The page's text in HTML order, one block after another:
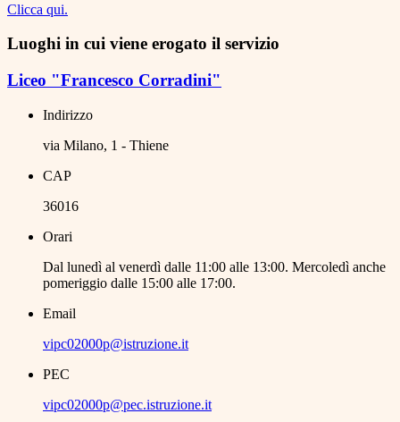
Clicca qui.
Luoghi in cui viene erogato il servizio
Liceo "Francesco Corradini"
Indirizzo
via Milano, 1 - Thiene
CAP
36016
Orari
Dal lunedì al venerdì dalle 11:00 alle 13:00. Mercoledì anche
pomeriggio dalle 15:00 alle 17:00.
Email
vipc02000p@istruzione.it
PEC
vipc02000p@pec.istruzione.it